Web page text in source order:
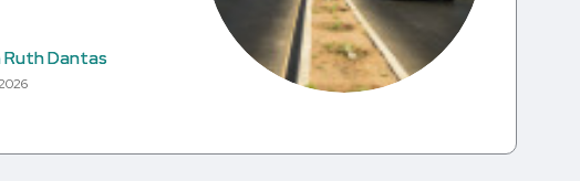
Ruth Dantas